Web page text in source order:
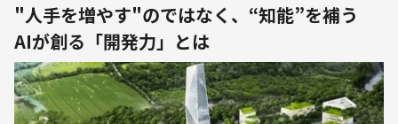
"人手を増やす"のではなく、“知能”を補う
AIが創る「開発力」とは